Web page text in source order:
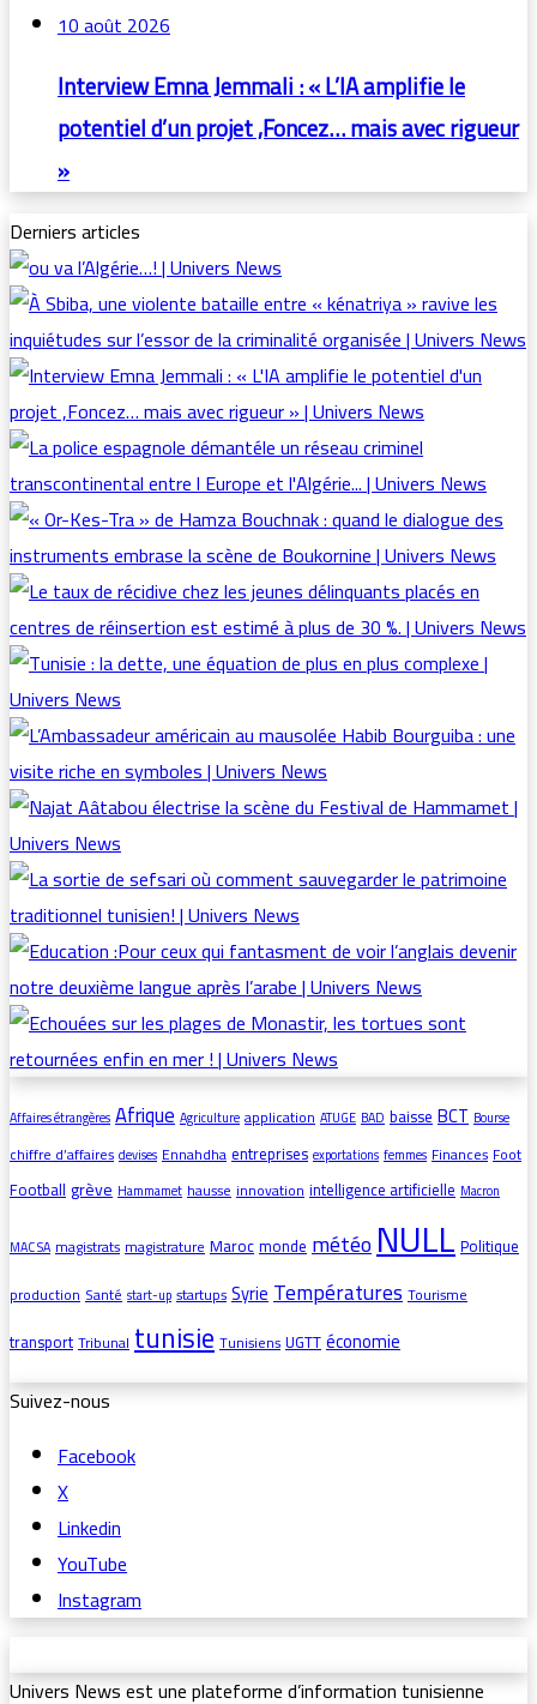
10 août 2026
Interview Emna Jemmali : « L’IA amplifie le
potentiel d’un projet ,Foncez… mais avec rigueur
»
Derniers articles
Affaires étrangères Afrique Agriculture application ATUGE BAD baisseBCT Bourse
chiffre d’affaires devises Ennahdhaentreprises exportations femmes FinancesFoot
Footballgrève Hammamet hausseinnovationintelligence artificielle Macron
MAC SA magistratsmagistratureMarocmondemétéoNULLPolitique
productionSanté start-up startupsSyrieTempératuresTourisme
transportTribunaltunisieTunisiensUGTTéconomie
Suivez-nous
Facebook
X
Linkedin
YouTube
Instagram
Univers News est une plateforme d’information tunisienne